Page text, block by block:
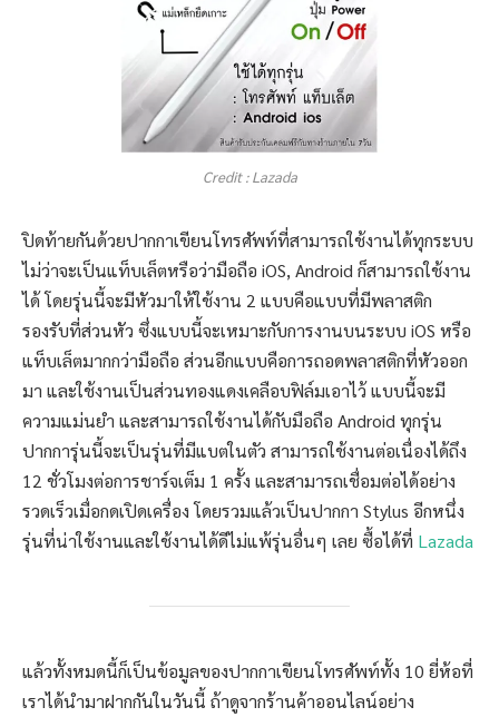
Credit : Lazada
ปิดท้ายกันด้วยปากกาเขียนโทรศัพท์ที่สามารถใช้งานได้ทุกระบบ
ไม่ว่าจะเป็นแท็บเล็ตหรือว่ามือถือ iOS, Android ก็สามารถใช้งาน
ได้ โดยรุ่นนี้จะมีหัวมาให้ใช้งาน 2 แบบคือแบบที่มีพลาสติก
รองรับที่ส่วนหัว ซึ่งแบบนี้จะเหมาะกับการงานบนระบบ iOS หรือ
แท็บเล็ตมากกว่ามือถือ ส่วนอีกแบบคือการถอดพลาสติกที่หัวออก
มา และใช้งานเป็นส่วนทองแดงเคลือบฟิล์มเอาไว้ แบบนี้จะมี
ความแม่นยำ และสามารถใช้งานได้กับมือถือ Android ทุกรุ่น
ปากการุ่นนี้จะเป็นรุ่นที่มีแบตในตัว สามารถใช้งานต่อเนื่องได้ถึง
12 ชั่วโมงต่อการชาร์จเต็ม 1 ครั้ง และสามารถเชื่อมต่อได้อย่าง
รวดเร็วเมื่อกดเปิดเครื่อง โดยรวมแล้วเป็นปากกา Stylus อีกหนึ่ง
รุ่นที่น่าใช้งานและใช้งานได้ดีไม่แพ้รุ่นอื่นๆ เลย ซื้อได้ที่ Lazada
แล้วทั้งหมดนี้ก็เป็นข้อมูลของปากกาเขียนโทรศัพท์ทั้ง 10 ยี่ห้อที่
เราได้นำมาฝากกันในวันนี้ ถ้าดูจากร้านค้าออนไลน์อย่าง